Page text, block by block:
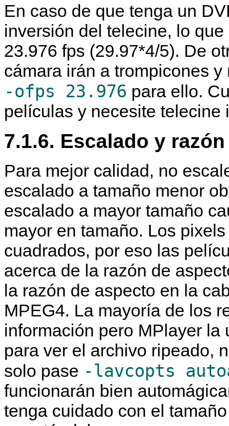
En caso de que tenga un
inversión del telecine, lo
23.976 fps (29.97*4/5). De
cámara irán a trompicones
-ofps 23.976 para ello.
películas y necesite telecine
7.1.6. Escalado y
Para mejor calidad, no
escalado a tamaño menor
escalado a mayor tamaño
mayor en tamaño. Los
cuadrados, por eso las
acerca de la razón de
la razón de aspecto en la
MPEG4. La mayoría de los
información pero MPlayer la
para ver el archivo ripeado,
solo pase -lavcopts
funcionarán bien
tenga cuidado con el